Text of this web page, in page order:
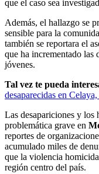
que el caso sea
Además, el hallazgo se
sensible para la
también se reportara el
que ha incrementado las
jóvenes.
Tal vez te pueda
desaparecidas en
Las desapariciones y los
problemática grave en
reportes de
acumulado miles de
que la violencia
región centro del país.